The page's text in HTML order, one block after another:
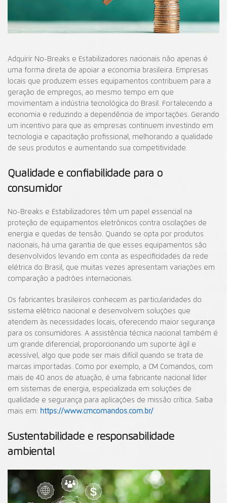
Adquirir No-Breaks e Estabilizadores nacionais não apenas é
uma forma direta de apoiar a economia brasileira. Empresas
locais que produzem esses equipamentos contribuem para a
geração de empregos, ao mesmo tempo em que
movimentam a indústria tecnológica do Brasil. Fortalecendo a
economia e reduzindo a dependência de importações. Gerando
um incentivo para que as empresas continuem investindo em
tecnologia e capacitação profissional, melhorando a qualidade
de seus produtos e aumentando sua competitividade.
Qualidade e confiabilidade para o
consumidor
No-Breaks e Estabilizadores têm um papel essencial na
proteção de equipamentos eletrônicos contra oscilações de
energia e quedas de tensão. Quando se opta por produtos
nacionais, há uma garantia de que esses equipamentos são
desenvolvidos levando em conta as especificidades da rede
elétrica do Brasil, que muitas vezes apresentam variações em
comparação a padrões internacionais.
Os fabricantes brasileiros conhecem as particularidades do
sistema elétrico nacional e desenvolvem soluções que
atendem às necessidades locais, oferecendo maior segurança
para os consumidores. A assistência técnica nacional também é
um grande diferencial, proporcionando um suporte ágil e
acessível, algo que pode ser mais difícil quando se trata de
marcas importadas. Como por exemplo, a CM Comandos, com
mais de 40 anos de atuação, é uma fabricante nacional líder
em sistemas de energia, especializada em soluções de
qualidade e segurança para aplicações de missão crítica. Saiba
mais em: https://www.cmcomandos.com.br/
Sustentabilidade e responsabilidade
ambiental